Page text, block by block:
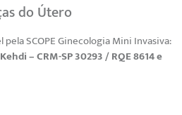
do Útero
SCOPE Ginecologia Mini Invasiva:
– CRM-SP 30293 / RQE 8614 e